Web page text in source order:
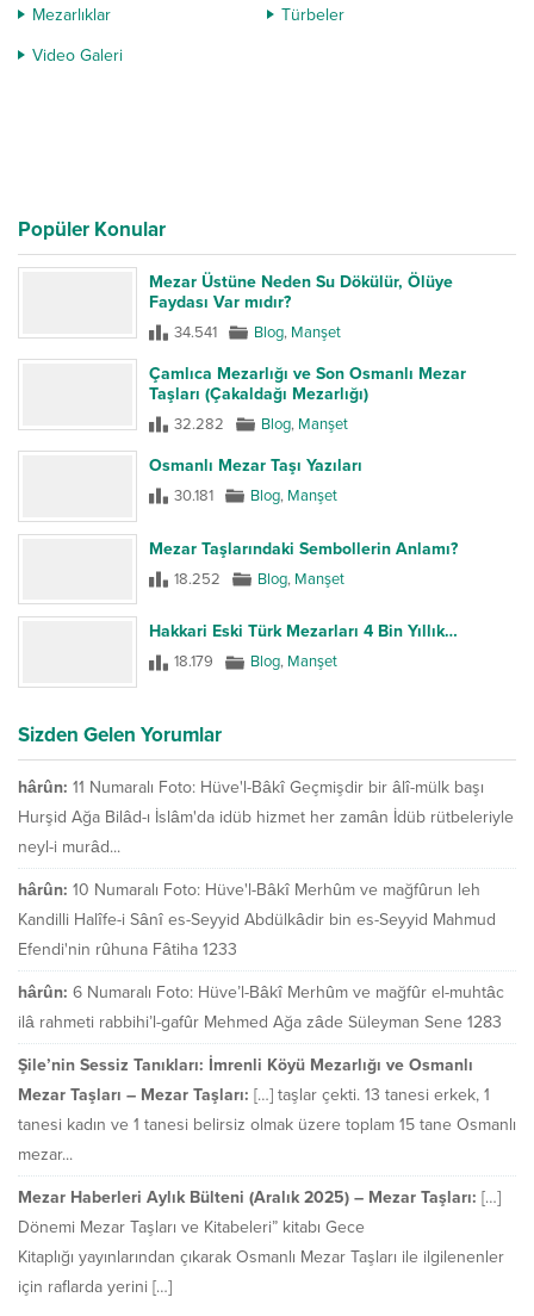
Mezarlıklar
Türbeler
Video Galeri
Popüler Konular
Mezar Üstüne Neden Su Dökülür, Ölüye
Faydası Var mıdır?
34.541 Blog, Manşet
Çamlıca Mezarlığı ve Son Osmanlı Mezar
Taşları (Çakaldağı Mezarlığı)
32.282 Blog, Manşet
Osmanlı Mezar Taşı Yazıları
30.181 Blog, Manşet
Mezar Taşlarındaki Sembollerin Anlamı?
18.252 Blog, Manşet
Hakkari Eski Türk Mezarları 4 Bin Yıllık…
18.179 Blog, Manşet
Sizden Gelen Yorumlar
hârûn: 11 Numaralı Foto: Hüve'l-Bâkî Geçmişdir bir âlî-mülk başı
Hurşid Ağa Bilâd-ı İslâm'da idüb hizmet her zamân İdüb rütbeleriyle
neyl-i murâd...
hârûn: 10 Numaralı Foto: Hüve'l-Bâkî Merhûm ve mağfûrun leh
Kandilli Halîfe-i Sânî es-Seyyid Abdülkâdir bin es-Seyyid Mahmud
Efendi'nin rûhuna Fâtiha 1233
hârûn: 6 Numaralı Foto: Hüve’l-Bâkî Merhûm ve mağfûr el-muhtâc
ilâ rahmeti rabbihi’l-gafûr Mehmed Ağa zâde Süleyman Sene 1283
Şile’nin Sessiz Tanıkları: İmrenli Köyü Mezarlığı ve Osmanlı
Mezar Taşları – Mezar Taşları: […] taşlar çekti. 13 tanesi erkek, 1
tanesi kadın ve 1 tanesi belirsiz olmak üzere toplam 15 tane Osmanlı
mezar...
Mezar Haberleri Aylık Bülteni (Aralık 2025) – Mezar Taşları: […]
Dönemi Mezar Taşları ve Kitabeleri” kitabı Gece
Kitaplığı yayınlarından çıkarak Osmanlı Mezar Taşları ile ilgilenenler
için raflarda yerini […]